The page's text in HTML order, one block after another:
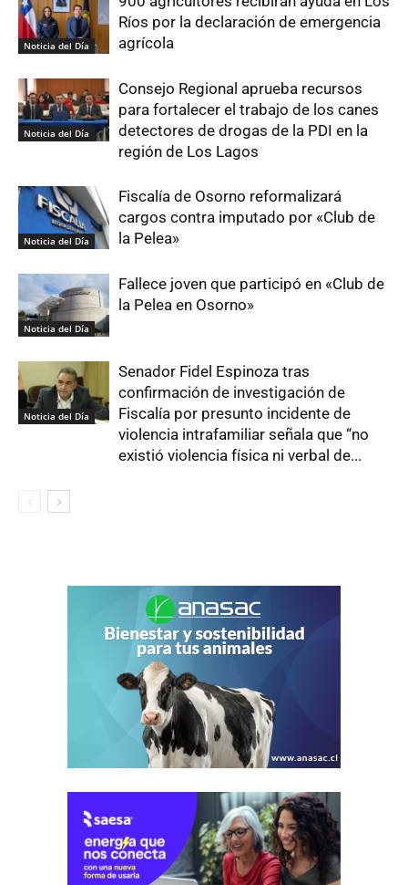
Noticia del Día
Ríos por la declaración de emergencia
agrícola
Noticia del Día
Consejo Regional aprueba recursos
para fortalecer el trabajo de los canes
detectores de drogas de la PDI en la
región de Los Lagos
Noticia del Día
Fiscalía de Osorno reformalizará
cargos contra imputado por «Club de
la Pelea»
Noticia del Día
Fallece joven que participó en «Club de
la Pelea en Osorno»
Noticia del Día
Senador Fidel Espinoza tras
confirmación de investigación de
Fiscalía por presunto incidente de
violencia intrafamiliar señala que “no
existió violencia física ni verbal de...